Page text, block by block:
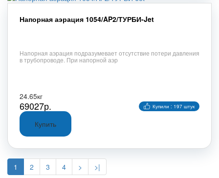
Напорная аэрация 1054/AP2/ТУРБИ-Jet
Напорная аэрация подразумевает отсутствие потери давления
в трубопроводе. При напорной аэр
24.65кг
69027р. Купили : 197 штук
1 2 3 4 > >|